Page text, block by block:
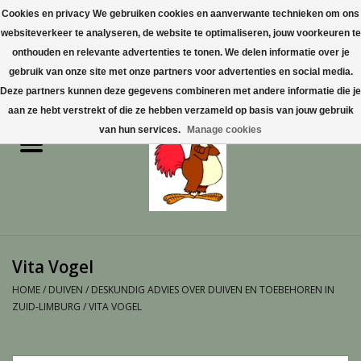
0 Artikelen - €0,00
Home
Vogelproducten aanschaffen
Vita Vogel
HOME/ DUIVEN / DESKUNDIG ADVIES OVER DUIVEN EN TOEBEHOREN IN
ZUID-LIMBURG /VITA VOGEL
Cookies en privacy We gebruiken cookies en aanverwante technieken om ons
websiteverkeer te analyseren, de website te optimaliseren, jouw voorkeuren te
onthouden en relevante advertenties te tonen. We delen informatie over je
gebruik van onze site met onze partners voor advertenties en social media.
Deze partners kunnen deze gegevens combineren met andere informatie die je
aan ze hebt verstrekt of die ze hebben verzameld op basis van jouw gebruik
van hun services.
Manage cookies